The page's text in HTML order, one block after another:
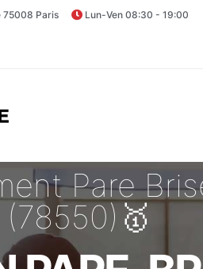
75008 Paris Lun-Ven 08:30 - 19:00
Pare